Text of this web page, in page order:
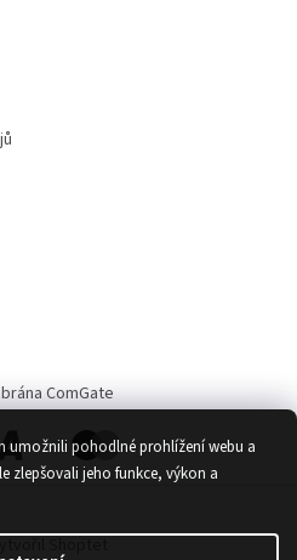
umožnili pohodlné prohlížení webu a
zlepšovali jeho funkce, výkon a
ComGate